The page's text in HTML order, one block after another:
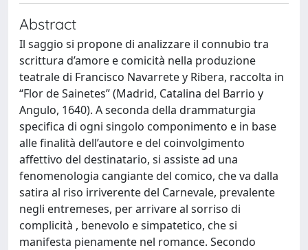
Abstract
Il saggio si propone di analizzare il connubio tra
scrittura d’amore e comicità nella produzione
teatrale di Francisco Navarrete y Ribera, raccolta in
“Flor de Sainetes” (Madrid, Catalina del Barrio y
Angulo, 1640). A seconda della drammaturgia
specifica di ogni singolo componimento e in base
alle finalità dell’autore e del coinvolgimento
affettivo del destinatario, si assiste ad una
fenomenologia cangiante del comico, che va dalla
satira al riso irriverente del Carnevale, prevalente
negli entremeses, per arrivare al sorriso di
complicità , benevolo e simpatetico, che si
manifesta pienamente nel romance. Secondo